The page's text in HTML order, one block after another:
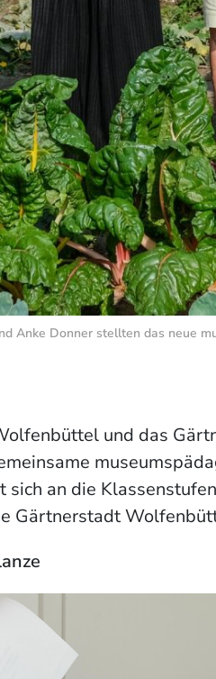
Anke Donner stellten das neue
und das
sich an die
Gärtnerstadt